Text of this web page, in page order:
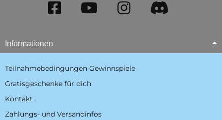
Informationen
Teilnahmebedingungen Gewinnspiele
Gratisgeschenke für dich
Kontakt
Zahlungs- und Versandinfos